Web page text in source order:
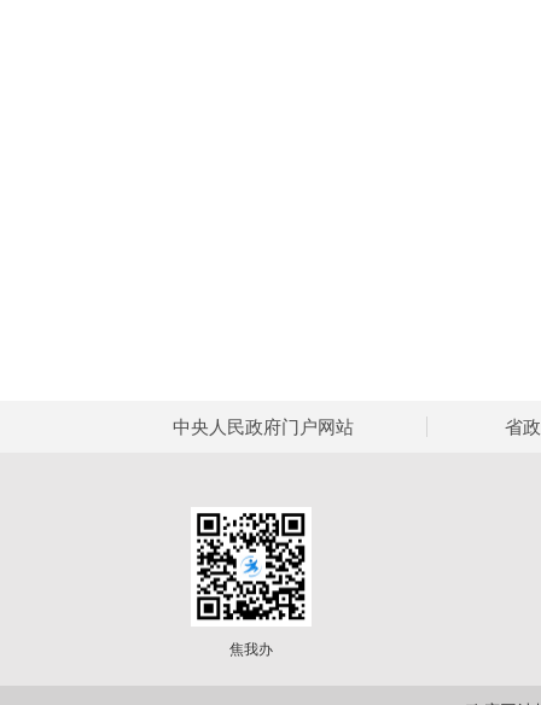
中央人民政府门户网站 省
焦我办